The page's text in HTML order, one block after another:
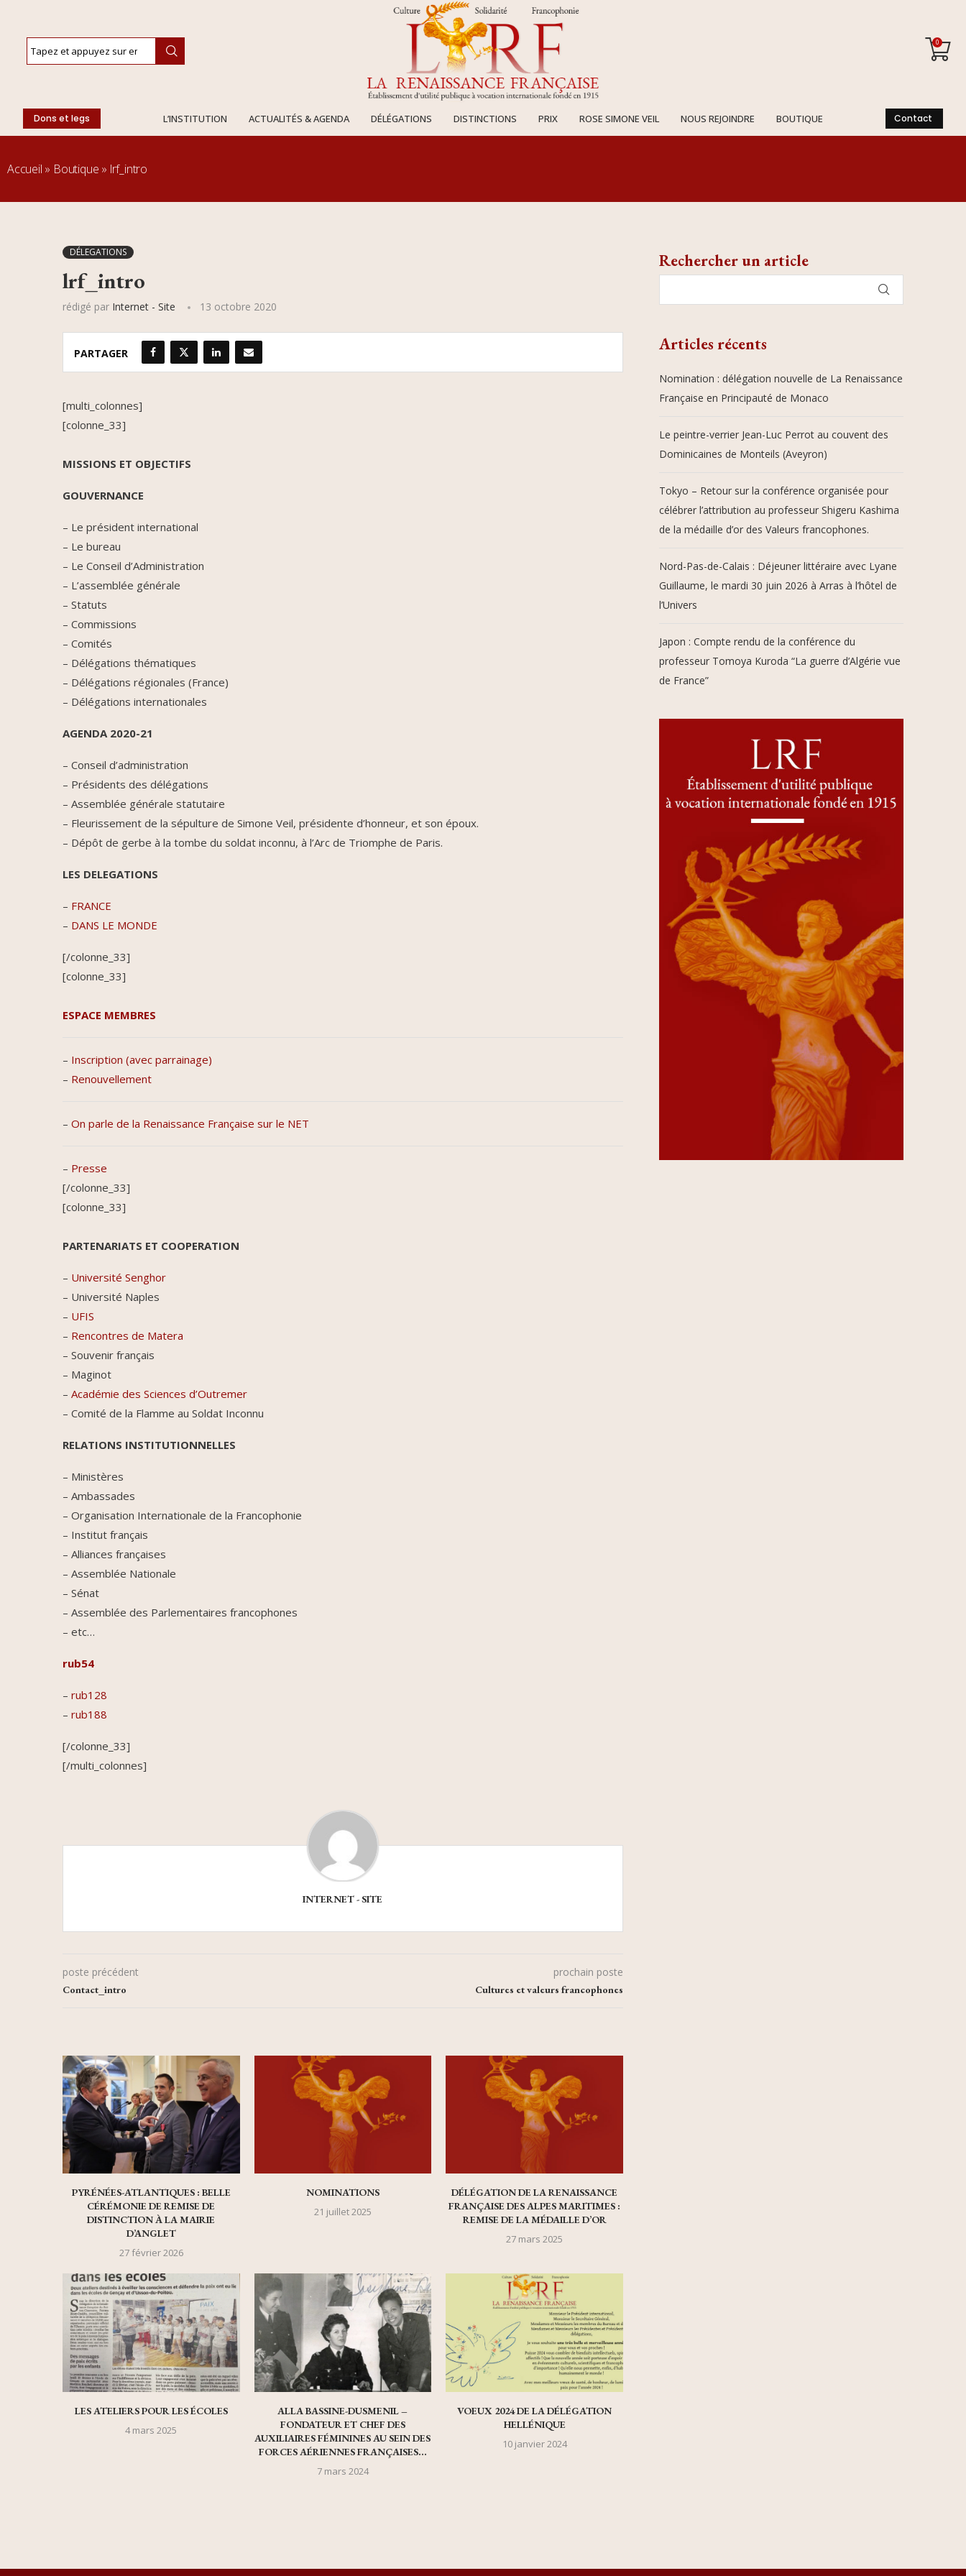
0
Dons et legs L’INSTITUTION ACTUALITÉS & AGENDA DÉLÉGATIONS DISTINCTIONS PRIX ROSE SIMONE VEIL NOUS REJOINDRE BOUTIQUE Contact
Accueil » Boutique » lrf_intro
DÉLEGATIONS
lrf_intro
rédigé par Internet - Site 13 octobre 2020
PARTAGER
[multi_colonnes]
[colonne_33]
MISSIONS ET OBJECTIFS
GOUVERNANCE
– Le président international
– Le bureau
– Le Conseil d’Administration
– L’assemblée générale
– Statuts
– Commissions
– Comités
– Délégations thématiques
– Délégations régionales (France)
– Délégations internationales
AGENDA 2020-21
– Conseil d’administration
– Présidents des délégations
– Assemblée générale statutaire
– Fleurissement de la sépulture de Simone Veil, présidente d’honneur, et son époux.
– Dépôt de gerbe à la tombe du soldat inconnu, à l’Arc de Triomphe de Paris.
LES DELEGATIONS
– FRANCE
– DANS LE MONDE
[/colonne_33]
[colonne_33]
ESPACE MEMBRES
– Inscription (avec parrainage)
– Renouvellement
– On parle de la Renaissance Française sur le NET
– Presse
[/colonne_33]
[colonne_33]
PARTENARIATS ET COOPERATION
– Université Senghor
– Université Naples
– UFIS
– Rencontres de Matera
– Souvenir français
– Maginot
– Académie des Sciences d’Outremer
– Comité de la Flamme au Soldat Inconnu
RELATIONS INSTITUTIONNELLES
– Ministères
– Ambassades
– Organisation Internationale de la Francophonie
– Institut français
– Alliances françaises
– Assemblée Nationale
– Sénat
– Assemblée des Parlementaires francophones
– etc…
rub54
– rub128
– rub188
[/colonne_33]
[/multi_colonnes]
INTERNET - SITE
poste précédent
Contact_intro
prochain poste
Cultures et valeurs francophones
PYRÉNÉES-ATLANTIQUES : BELLE
CÉRÉMONIE DE REMISE DE
DISTINCTION À LA MAIRIE
D’ANGLET
27 février 2026
NOMINATIONS
21 juillet 2025
DÉLÉGATION DE LA RENAISSANCE
FRANÇAISE DES ALPES MARITIMES :
REMISE DE LA MÉDAILLE D’OR
27 mars 2025
LES ATELIERS POUR LES ÉCOLES
4 mars 2025
ALLA BASSINE-DUSMENIL –
FONDATEUR ET CHEF DES
AUXILIAIRES FÉMININES AU SEIN DES
FORCES AÉRIENNES FRANÇAISES...
7 mars 2024
VOEUX 2024 DE LA DÉLÉGATION
HELLÉNIQUE
10 janvier 2024
Rechercher un article
Articles récents
Nomination : délégation nouvelle de La Renaissance
Française en Principauté de Monaco
Le peintre-verrier Jean-Luc Perrot au couvent des
Dominicaines de Monteils (Aveyron)
Tokyo – Retour sur la conférence organisée pour
célébrer l’attribution au professeur Shigeru Kashima
de la médaille d’or des Valeurs francophones.
Nord-Pas-de-Calais : Déjeuner littéraire avec Lyane
Guillaume, le mardi 30 juin 2026 à Arras à l’hôtel de
l’Univers
Japon : Compte rendu de la conférence du
professeur Tomoya Kuroda “La guerre d’Algérie vue
de France”